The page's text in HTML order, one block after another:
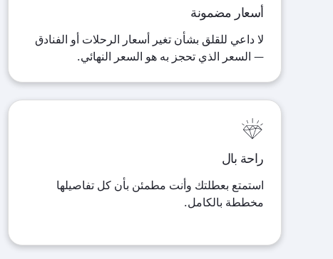
أسعار مضمونة
لا داعي للقلق بشأن تغير أسعار الرحلات أو الفنادق
— السعر الذي تحجز به هو السعر النهائي.
راحة بال
استمتع بعطلتك وأنت مطمئن بأن كل تفاصيلها
مخططة بالكامل.